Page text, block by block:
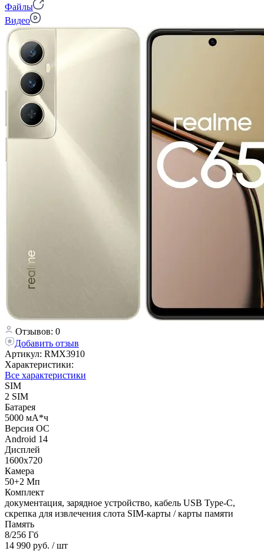
Файлы
Видео
Отзывов: 0
Добавить отзыв
Артикул: RMX3910
Характеристики:
Все характеристики
SIM
2 SIM
Батарея
5000 мА*ч
Версия ОС
Android 14
Дисплей
1600x720
Камера
50+2 Мп
Комплект
документация, зарядное устройство, кабель USB Type-C,
скрепка для извлечения слота SIM-карты / карты памяти
Память
8/256 Гб
14 990 руб. / шт